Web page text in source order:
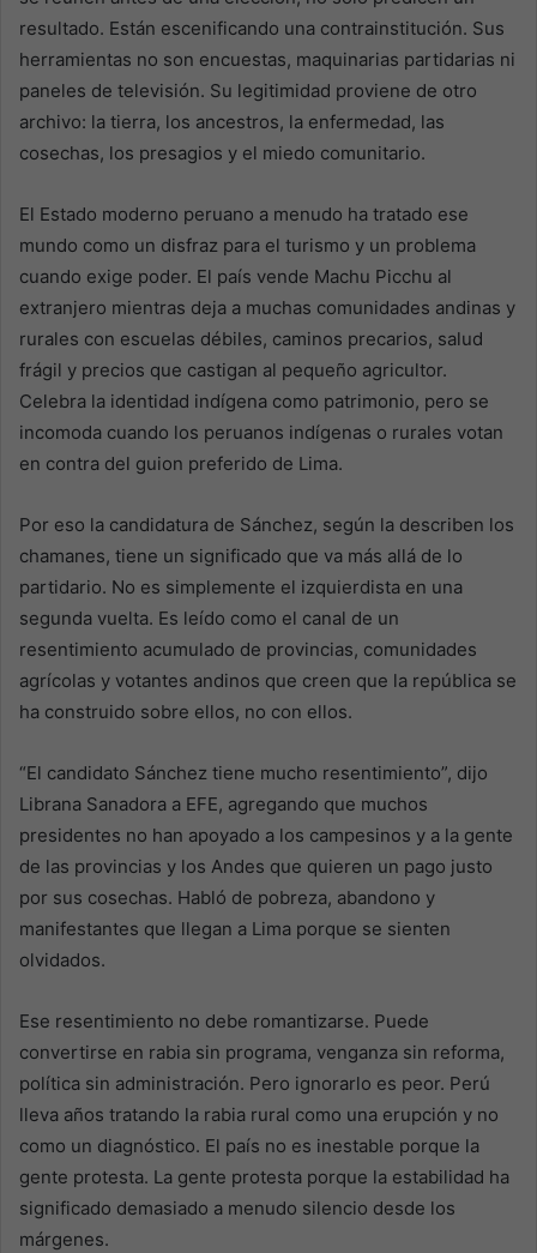
resultado. Están escenificando una contrainstitución. Sus
herramientas no son encuestas, maquinarias partidarias ni
paneles de televisión. Su legitimidad proviene de otro
archivo: la tierra, los ancestros, la enfermedad, las
cosechas, los presagios y el miedo comunitario.
El Estado moderno peruano a menudo ha tratado ese
mundo como un disfraz para el turismo y un problema
cuando exige poder. El país vende Machu Picchu al
extranjero mientras deja a muchas comunidades andinas y
rurales con escuelas débiles, caminos precarios, salud
frágil y precios que castigan al pequeño agricultor.
Celebra la identidad indígena como patrimonio, pero se
incomoda cuando los peruanos indígenas o rurales votan
en contra del guion preferido de Lima.
Por eso la candidatura de Sánchez, según la describen los
chamanes, tiene un significado que va más allá de lo
partidario. No es simplemente el izquierdista en una
segunda vuelta. Es leído como el canal de un
resentimiento acumulado de provincias, comunidades
agrícolas y votantes andinos que creen que la república se
ha construido sobre ellos, no con ellos.
“El candidato Sánchez tiene mucho resentimiento”, dijo
Librana Sanadora a EFE, agregando que muchos
presidentes no han apoyado a los campesinos y a la gente
de las provincias y los Andes que quieren un pago justo
por sus cosechas. Habló de pobreza, abandono y
manifestantes que llegan a Lima porque se sienten
olvidados.
Ese resentimiento no debe romantizarse. Puede
convertirse en rabia sin programa, venganza sin reforma,
política sin administración. Pero ignorarlo es peor. Perú
lleva años tratando la rabia rural como una erupción y no
como un diagnóstico. El país no es inestable porque la
gente protesta. La gente protesta porque la estabilidad ha
significado demasiado a menudo silencio desde los
márgenes.